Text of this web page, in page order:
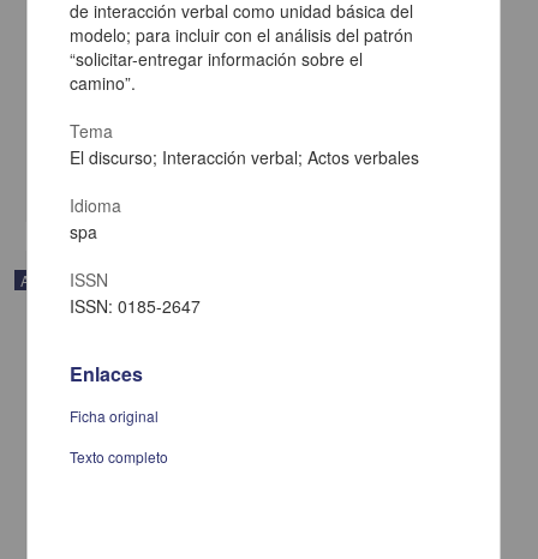
Los huehuetlatolli en la cristianización de México: dos sermones en
náhuatl de Sahagún
2022-10-21
Artes y Humanidades
Artículo
de interacción verbal como unidad básica del
modelo; para incluir con el análisis del patrón
“solicitar-entregar información sobre el
camino”.
Tema
El discurso; Interacción verbal; Actos verbales
Idioma
spa
ISSN
ISSN: 0185-2647
Enlaces
Ficha original
Texto completo